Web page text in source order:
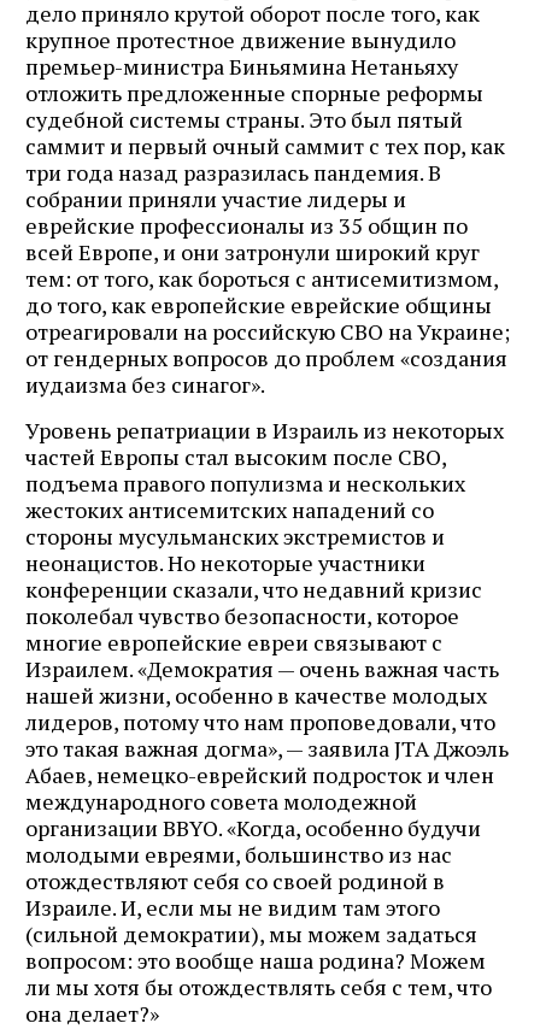
дело приняло крутой оборот после того, как
крупное протестное движение вынудило
премьер-министра Биньямина Нетаньяху
отложить предложенные спорные реформы
судебной системы страны. Это был пятый
саммит и первый очный саммит с тех пор, как
три года назад разразилась пандемия. В
собрании приняли участие лидеры и
еврейские профессионалы из 35 общин по
всей Европе, и они затронули широкий круг
тем: от того, как бороться с антисемитизмом,
до того, как европейские еврейские общины
отреагировали на российскую СВО на Украине;
от гендерных вопросов до проблем «создания
иудаизма без синагог».
Уровень репатриации в Израиль из некоторых
частей Европы стал высоким после СВО,
подъема правого популизма и нескольких
жестоких антисемитских нападений со
стороны мусульманских экстремистов и
неонацистов. Но некоторые участники
конференции сказали, что недавний кризис
поколебал чувство безопасности, которое
многие европейские евреи связывают с
Израилем. «Демократия — очень важная часть
нашей жизни, особенно в качестве молодых
лидеров, потому что нам проповедовали, что
это такая важная догма», — заявила JTA Джоэль
Абаев, немецко-еврейский подросток и член
международного совета молодежной
организации BBYO. «Когда, особенно будучи
молодыми евреями, большинство из нас
отождествляют себя со своей родиной в
Израиле. И, если мы не видим там этого
(сильной демократии), мы можем задаться
вопросом: это вообще наша родина? Можем
ли мы хотя бы отождествлять себя с тем, что
она делает?»